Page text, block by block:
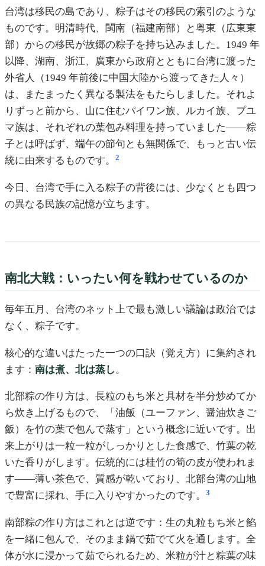
台湾は移民の島であり、粽子はその移民の索引のような
ものです。明清時代、閩南（福建南部）と粤東（広東東
部）からの移民が故郷の粽子を持ち込みました。1949 年
以降、湖南、浙江、廣東から政府とともに台湾に渡った
外省人（1949 年前後に中国大陸から渡ってきた人々）
は、またまったく異なる製法をもたらしました。それよ
りずっと前から、山に住むパイワン族、ルカイ族、プユ
マ族は、それぞれの葉包み料理を持っていました——粽
子とは呼ばず、端午の節句とも無関係で、もっと古い伝
統に由来するものです。
2
今日、台湾で手に入る粽子の背後には、少なくとも四つ
の異なる民族の記憶が立ちます。
南北大戦：いったい何を戦わせているのか
毎年五月、台湾のネット上で最も激しい議論は政治では
なく、粽子です。
核心的な違いはたった一つの口訣（覚え方）に集約され
ます： 南は煮、北は蒸し。
北部粽の作り方は、長粒のもち米と具材を半分炒めてか
ら炊き上げるもので、「油飯（ユーファン、醤油炊きご
飯）を竹の葉で包んで蒸す」という概念に近いです。出
来上がりは一粒一粒がしっかりとした食感で、竹葉の乾
いた香りがします。伝統的には桂竹の筍の皮が使われま
す——薄い茶色で、質感が乾いており、北部台湾の山地
で豊富に採れ、手に入りやすかったのです。
3
南部粽の作り方はこれとは逆です：生の丸粒もち米と餡
を一緒に包んで、そのまま鍋で茹でて火を通します。全
体が水に浸かって茹でられるため、米粒が汁と粽葉の味